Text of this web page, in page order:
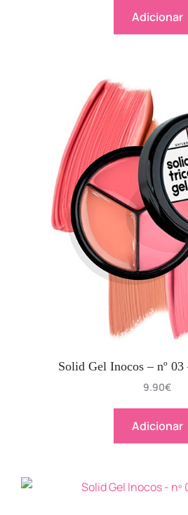
Adicionar
Solid Gel Inocos – nº
9.90€
Adicionar